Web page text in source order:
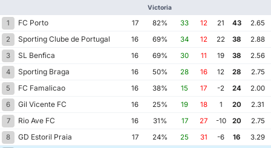
Victoria
1 FC Porto 17 82% 33 12 21 43
2.65
2
Sporting Clube de Portugal 16 69% 34 12 22 38
2.88
3
SL Benfica 16 69% 30 11 19 38
2.56
4
Sporting Braga 16 50% 28 16 12 28
2.75
5
FC Famalicao 16 38% 15 17 -2 24
2.00
6
Gil Vicente FC 16 25% 19 18 1 20
2.31
7
Rio Ave FC 16 31% 17 27 -10 20
2.75
8
GD Estoril Praia 17 24% 25 31 -6 16
3.29